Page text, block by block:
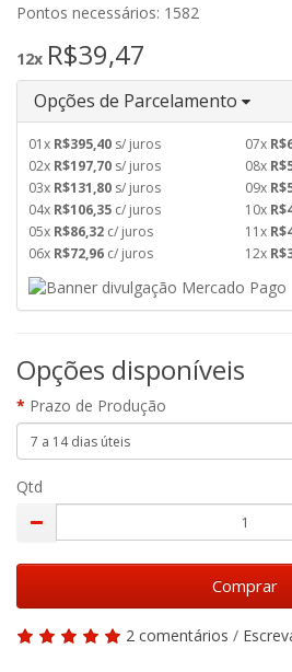
Pontos necessários: 1582
12x R$39,47
Opções de Parcelamento
01x R$395,40 s/ juros
02x R$197,70 s/ juros
03x R$131,80 s/ juros
04x R$106,35 c/ juros
05x R$86,32 c/ juros
06x R$72,96 c/ juros
07x
08x
09x
10x
11x
12x
Opções disponíveis
Prazo de Produção
Qtd
Comprar
2 comentários /